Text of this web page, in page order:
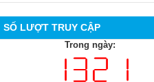
SỐ LƯỢT TRUY CẬP
Trong ngày: